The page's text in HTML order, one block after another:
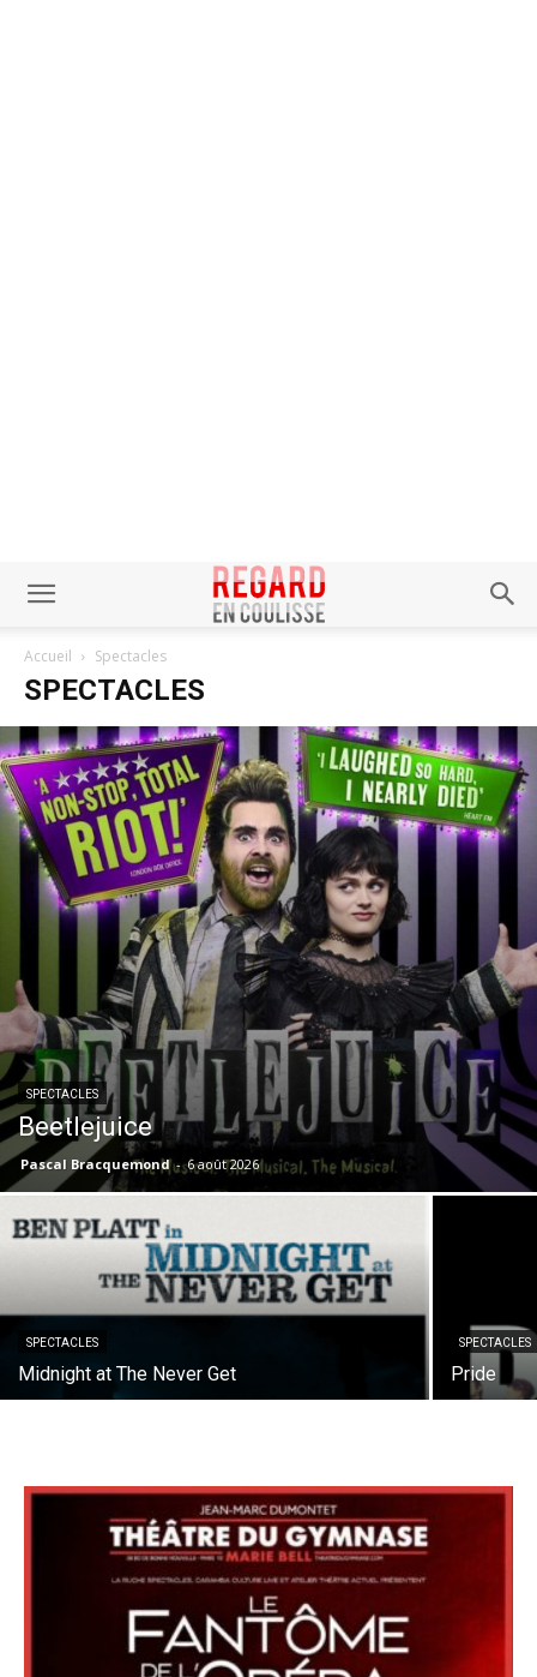
Accueil Spectacles
SPECTACLES
SPECTACLES
Beetlejuice
Pascal Bracquemond - 6 août 2026
SPECTACLES
Midnight at The Never Get
SPECTACLES
Pride